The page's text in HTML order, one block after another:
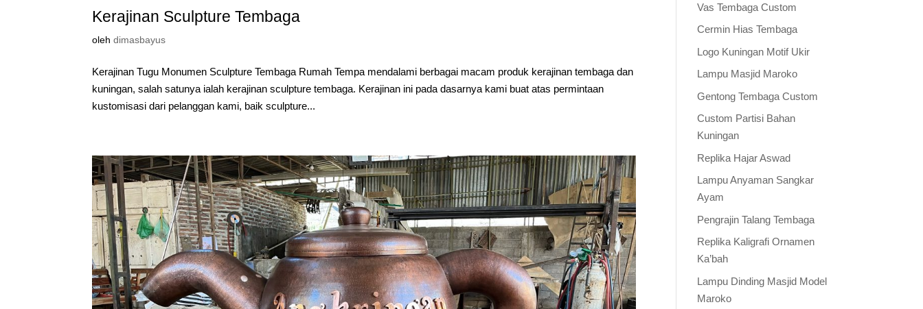
Kerajinan Sculpture Tembaga
olehdimasbayus
Kerajinan Tugu Monumen Sculpture Tembaga Rumah Tempa mendalami berbagai macam produk kerajinan tembaga dan
kuningan, salah satunya ialah kerajinan sculpture tembaga. Kerajinan ini pada dasarnya kami buat atas permintaan
kustomisasi dari pelanggan kami, baik sculpture...
Vas Tembaga Custom
Cermin Hias Tembaga
Logo Kuningan Motif Ukir
Lampu Masjid Maroko
Gentong Tembaga Custom
Custom Partisi Bahan
Kuningan
Replika Hajar Aswad
Lampu Anyaman Sangkar
Ayam
Pengrajin Talang Tembaga
Replika Kaligrafi Ornamen
Ka’bah
Lampu Dinding Masjid Model
Maroko